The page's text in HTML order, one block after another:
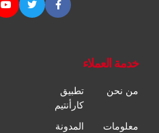
خدمة العملاء
من نحن
تطبيق
كارأنتيم
معلومات
المدونة